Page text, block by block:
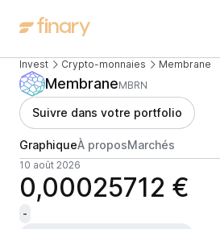
Invest Crypto-monnaies Membrane
MembraneMBRN
Suivre dans votre portfolio
GraphiqueÀ proposMarchés
10 août 2026
0,00025712 €
-